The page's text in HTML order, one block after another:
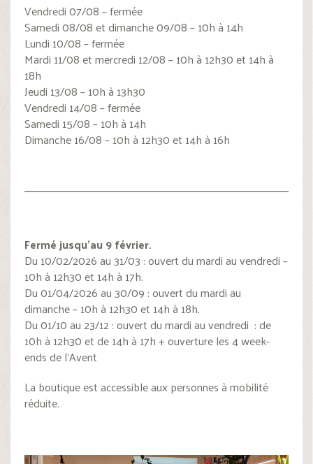
Vendredi 07/08 – fermée
Samedi 08/08 et dimanche 09/08 – 10h à 14h
Lundi 10/08 – fermée
Mardi 11/08 et mercredi 12/08 – 10h à 12h30 et 14h à
18h
Jeudi 13/08 – 10h à 13h30
Vendredi 14/08 – fermée
Samedi 15/08 – 10h à 14h
Dimanche 16/08 – 10h à 12h30 et 14h à 16h
Fermé jusqu’au 9 février.
Du 10/02/2026 au 31/03 : ouvert du mardi au vendredi –
10h à 12h30 et 14h à 17h.
Du 01/04/2026 au 30/09 : ouvert du mardi au
dimanche – 10h à 12h30 et 14h à 18h.
Du 01/10 au 23/12 : ouvert du mardi au vendredi : de
10h à 12h30 et de 14h à 17h + ouverture les 4 week-
ends de l’Avent
La boutique est accessible aux personnes à mobilité
réduite.